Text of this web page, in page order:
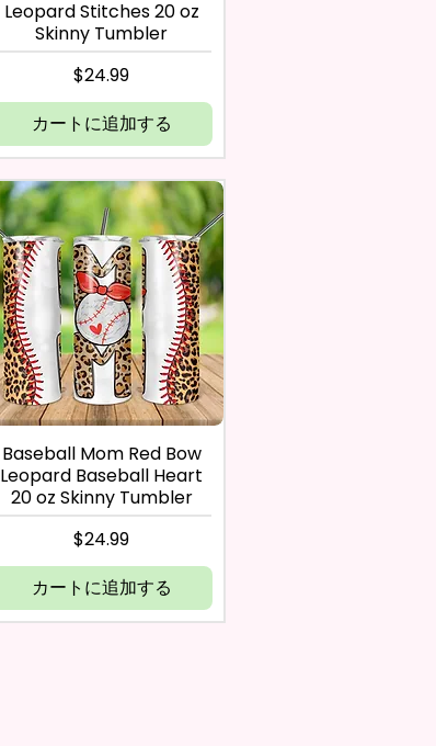
Leopard Stitches 20 oz
Skinny Tumbler
価格
$24.99
カートに追加する
Baseball Mom Red Bow
Leopard Baseball Heart
20 oz Skinny Tumbler
価格
$24.99
カートに追加する